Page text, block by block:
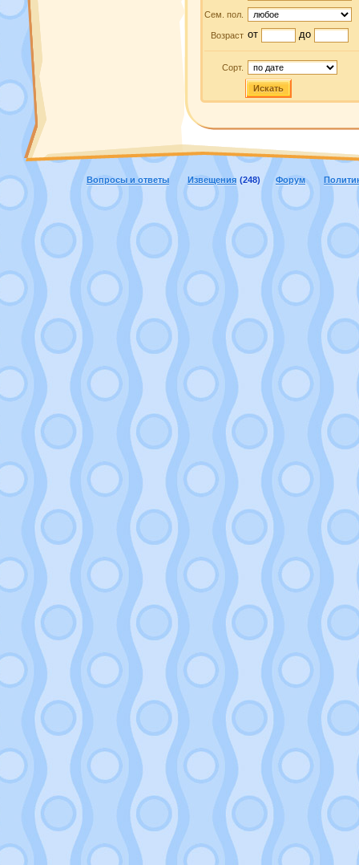
Сем. пол.
Возраст от до
Сорт.
Искать
Вопросы и ответы Извещения (248) Форум